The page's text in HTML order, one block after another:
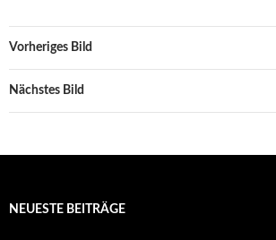
Vorheriges Bild
Nächstes Bild
NEUESTE BEITRÄGE